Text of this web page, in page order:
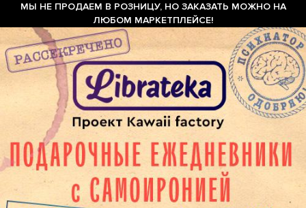
МЫ НЕ ПРОДАЕМ В РОЗНИЦУ, НО ЗАКАЗАТЬ МОЖНО НА
ЛЮБОМ МАРКЕТПЛЕЙСЕ!